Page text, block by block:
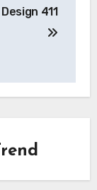
411